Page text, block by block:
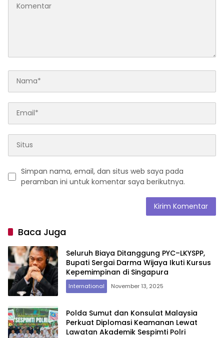
Simpan nama, email, dan situs web saya pada
peramban ini untuk komentar saya berikutnya.
Baca Juga
Seluruh Biaya Ditanggung PYC–LKYSPP,
Bupati Sergai Darma Wijaya Ikuti Kursus
Kepemimpinan di Singapura
International November 13, 2025
Polda Sumut dan Konsulat Malaysia
Perkuat Diplomasi Keamanan Lewat
Lawatan Akademik Sespimti Polri